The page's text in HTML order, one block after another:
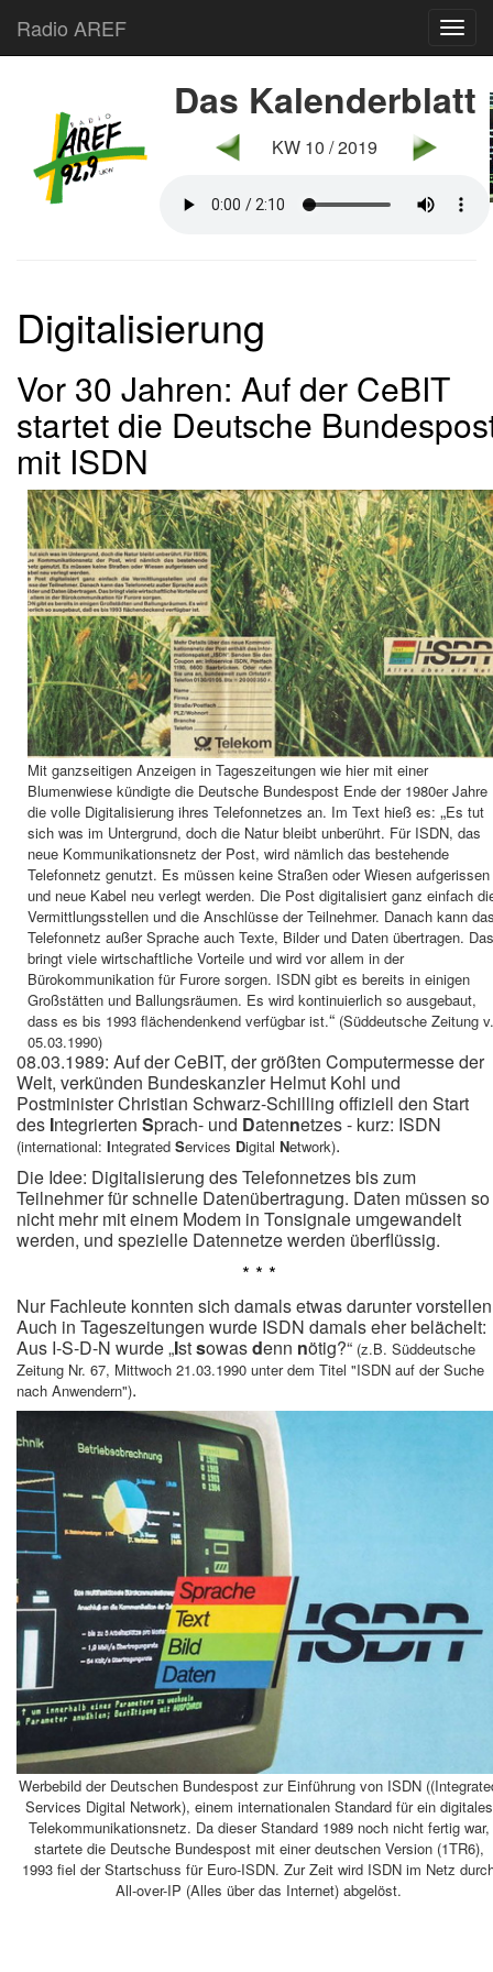
Radio AREF
Das Kalenderblatt
KW 10 / 2019
Digitalisierung
Vor 30 Jahren: Auf der CeBIT
startet die Deutsche
mit ISDN
Mit ganzseitigen Anzeigen in Tageszeitungen wie hier mit einer
Blumenwiese kündigte die Deutsche Bundespost Ende der 1980er Jahre
die volle Digitalisierung ihres Telefonnetzes an. Im Text hieß es: „Es tut
sich was im Untergrund, doch die Natur bleibt unberührt. Für ISDN, das
neue Kommunikationsnetz der Post, wird nämlich das bestehende
Telefonnetz genutzt. Es müssen keine Straßen oder Wiesen aufgerissen
und neue Kabel neu verlegt werden. Die Post digitalisiert ganz einfach
Vermittlungsstellen und die Anschlüsse der Teilnehmer. Danach kann
Telefonnetz außer Sprache auch Texte, Bilder und Daten übertragen. Das
bringt viele wirtschaftliche Vorteile und wird vor allem in der
Bürokommunikation für Furore sorgen. ISDN gibt es bereits in einigen
Großstätten und Ballungsräumen. Es wird kontinuierlich so ausgebaut,
dass es bis 1993 flächendenkend verfügbar ist.“ (Süddeutsche Zeitung v.
05.03.1990)
08.03.1989: Auf der CeBIT, der größten Computermesse der
Welt, verkünden Bundeskanzler Helmut Kohl und
Postminister Christian Schwarz-Schilling offiziell den Start
des Integrierten Sprach- und Datennetzes - kurz: ISDN
(international: Integrated Services Digital Network).
Die Idee: Digitalisierung des Telefonnetzes bis zum
Teilnehmer für schnelle Datenübertragung. Daten müssen so
nicht mehr mit einem Modem in Tonsignale umgewandelt
werden, und spezielle Datennetze werden überflüssig.
* * *
Nur Fachleute konnten sich damals etwas darunter
Auch in Tageszeitungen wurde ISDN damals eher belächelt:
Aus I-S-D-N wurde „Istsowasdenn nötig?“ (z.B. Süddeutsche
Zeitung Nr. 67, Mittwoch 21.03.1990 unter dem Titel "ISDN auf der Suche
nach Anwendern").
Werbebild der Deutschen Bundespost zur Einführung von ISDN
Services Digital Network), einem internationalen Standard für ein digitales
Telekommunikationsnetz. Da dieser Standard 1989 noch nicht fertig war,
startete die Deutsche Bundespost mit einer deutschen Version (1TR6),
1993 fiel der Startschuss für Euro-ISDN. Zur Zeit wird ISDN im Netz
All-over-IP (Alles über das Internet) abgelöst.